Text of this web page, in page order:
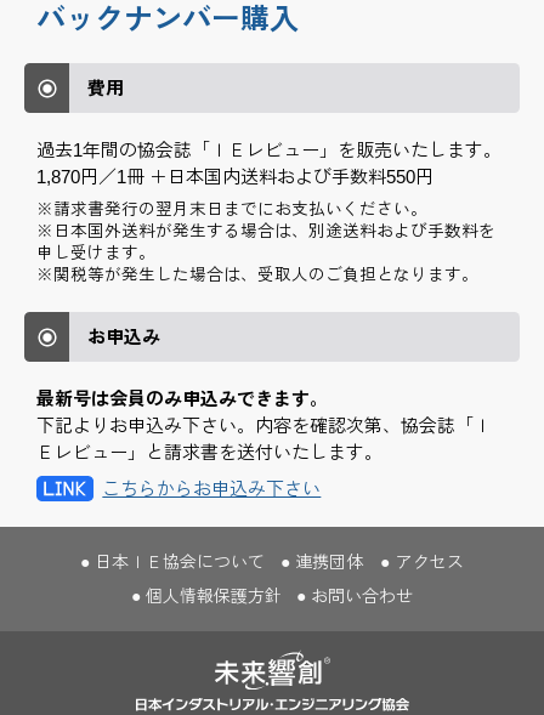
バックナンバー購入
費用
過去1年間の協会誌「ＩＥレビュー」を販売いたします。
1,870円／1冊 ＋日本国内送料および手数料550円
※請求書発行の翌月末日までにお支払いください。
※日本国外送料が発生する場合は、別途送料および手数料を
申し受けます。
※関税等が発生した場合は、受取人のご負担となります。
お申込み
最新号は会員のみ申込みできます。
下記よりお申込み下さい。内容を確認次第、協会誌「Ｉ
Ｅレビュー」と請求書を送付いたします。
こちらからお申込み下さい
日本ＩＥ協会について 連携団体
アクセス
個人情報保護方針
お問い合わせ